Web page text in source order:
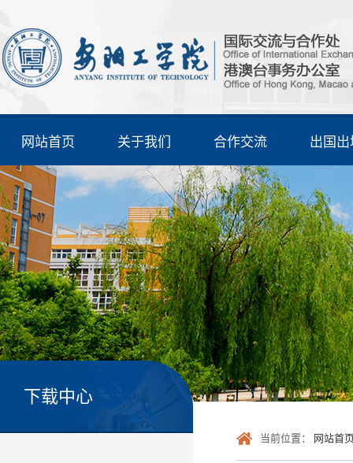
网站首页 关于我们 合作交流 出国出
下载中心
当前位置： 网站首